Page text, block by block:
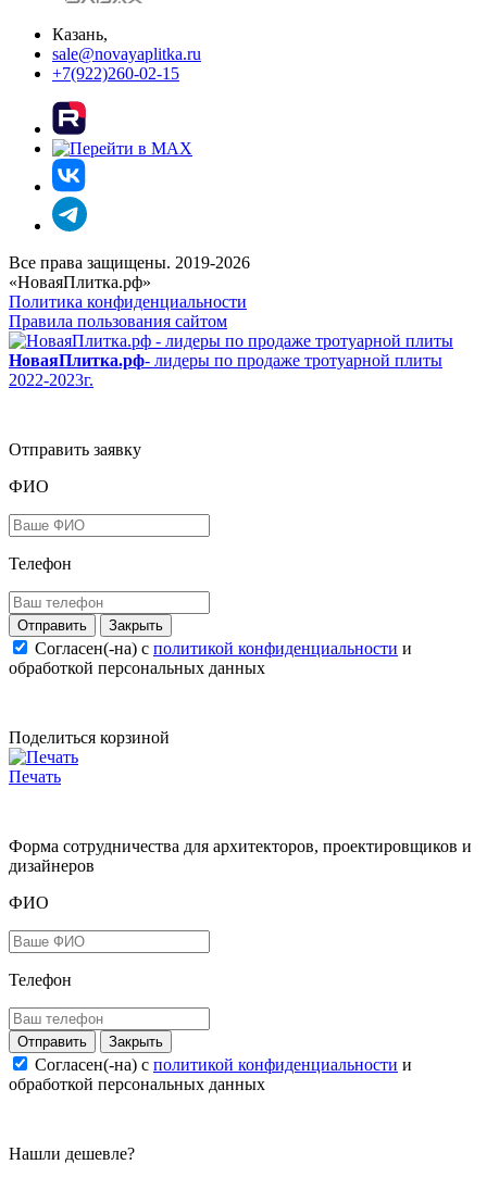
Казань,
sale@novayaplitka.ru
+7(922)260-02-15
Все права защищены. 2019-2026
«НоваяПлитка.рф»
Политика конфиденциальности
Правила пользования сайтом
НоваяПлитка.рф- лидеры по продаже тротуарной плиты
2022-2023г.
Отправить заявку
ФИО
Телефон
Закрыть
Согласен(-на) c политикой конфиденциальности и
обработкой персональных данных
Поделиться корзиной
Печать
Форма сотрудничества для архитекторов, проектировщиков и
дизайнеров
ФИО
Телефон
Закрыть
Согласен(-на) c политикой конфиденциальности и
обработкой персональных данных
Нашли дешевле?